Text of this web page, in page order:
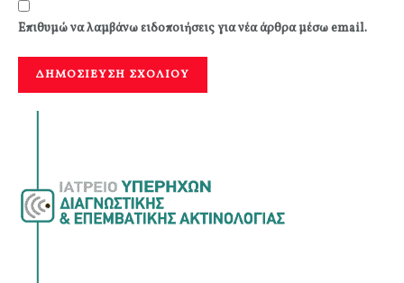
Επιθυμώ να λαμβάνω ειδοποιήσεις για νέα άρθρα μέσω email.